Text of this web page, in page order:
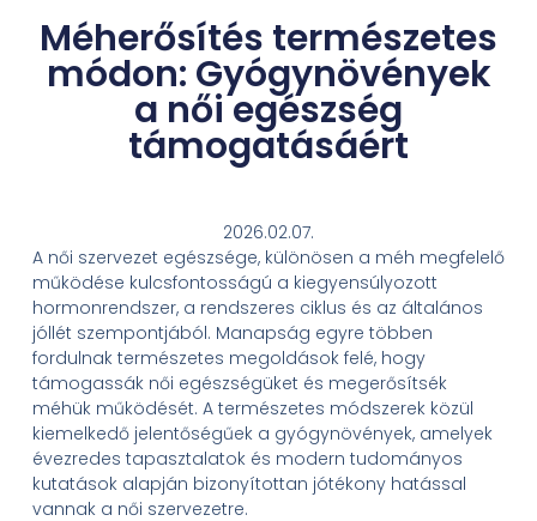
Méherősítés természetes
módon: Gyógynövények
a női egészség
támogatásáért
2026.02.07.
A női szervezet egészsége, különösen a méh megfelelő
működése kulcsfontosságú a kiegyensúlyozott
hormonrendszer, a rendszeres ciklus és az általános
jóllét szempontjából. Manapság egyre többen
fordulnak természetes megoldások felé, hogy
támogassák női egészségüket és megerősítsék
méhük működését. A természetes módszerek közül
kiemelkedő jelentőségűek a gyógynövények, amelyek
évezredes tapasztalatok és modern tudományos
kutatások alapján bizonyítottan jótékony hatással
vannak a női szervezetre.